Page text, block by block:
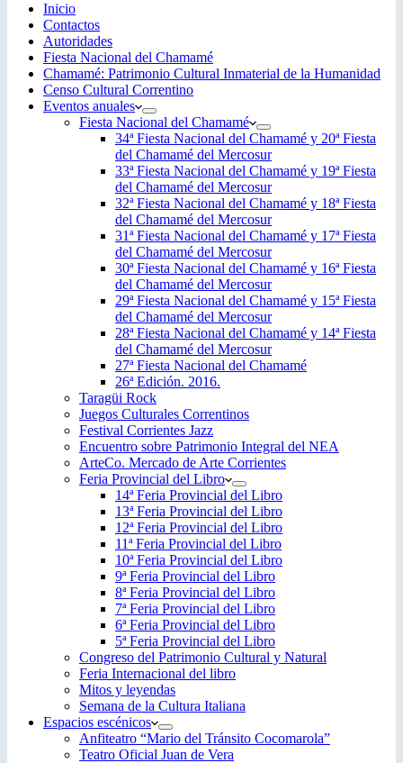
Inicio
Contactos
Autoridades
Fiesta Nacional del Chamamé
Chamamé: Patrimonio Cultural Inmaterial de la Humanidad
Censo Cultural Correntino
Eventos anuales
Fiesta Nacional del Chamamé
34ª Fiesta Nacional del Chamamé y 20ª Fiesta
del Chamamé del Mercosur
33ª Fiesta Nacional del Chamamé y 19ª Fiesta
del Chamamé del Mercosur
32ª Fiesta Nacional del Chamamé y 18ª Fiesta
del Chamamé del Mercosur
31ª Fiesta Nacional del Chamamé y 17ª Fiesta
del Chamamé del Mercosur
30ª Fiesta Nacional del Chamamé y 16ª Fiesta
del Chamamé del Mercosur
29ª Fiesta Nacional del Chamamé y 15ª Fiesta
del Chamamé del Mercosur
28ª Fiesta Nacional del Chamamé y 14ª Fiesta
del Chamamé del Mercosur
27ª Fiesta Nacional del Chamamé
26ª Edición. 2016.
Taragüi Rock
Juegos Culturales Correntinos
Festival Corrientes Jazz
Encuentro sobre Patrimonio Integral del NEA
ArteCo. Mercado de Arte Corrientes
Feria Provincial del Libro
14ª Feria Provincial del Libro
13ª Feria Provincial del Libro
12ª Feria Provincial del Libro
11ª Feria Provincial del Libro
10ª Feria Provincial del Libro
9ª Feria Provincial del Libro
8ª Feria Provincial del Libro
7ª Feria Provincial del Libro
6ª Feria Provincial del Libro
5ª Feria Provincial del Libro
Congreso del Patrimonio Cultural y Natural
Feria Internacional del libro
Mitos y leyendas
Semana de la Cultura Italiana
Espacios escénicos
Anfiteatro “Mario del Tránsito Cocomarola”
Teatro Oficial Juan de Vera